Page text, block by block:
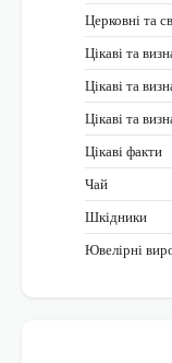
Церковні та
Цікаві та
Цікаві та
Цікаві та
Цікаві факти
Чай
Шкідники
Ювелірні